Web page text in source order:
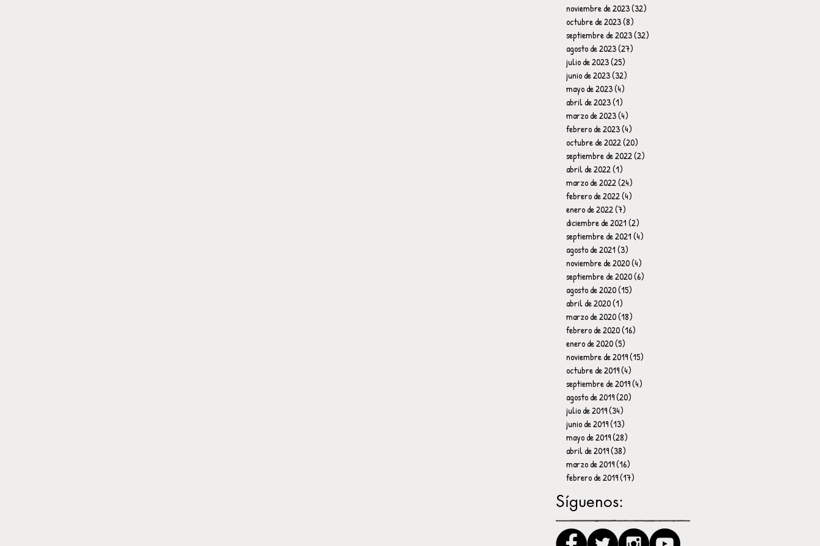
noviembre de 2023(32)
octubre de 2023(8)
septiembre de 2023(32)
agosto de 2023(27)
julio de 2023(25)
junio de 2023(32)
mayo de 2023(4)
abril de 2023(1)
marzo de 2023(4)
febrero de 2023(4)
octubre de 2022(20)
septiembre de 2022(2)
abril de 2022(1)
marzo de 2022(24)
febrero de 2022(4)
enero de 2022(7)
diciembre de 2021(2)
septiembre de 2021(4)
agosto de 2021(3)
noviembre de 2020(4)
septiembre de 2020(6)
agosto de 2020(15)
abril de 2020(1)
marzo de 2020(18)
febrero de 2020(16)
enero de 2020(5)
noviembre de 2019(15)
octubre de 2019(4)
septiembre de 2019(4)
agosto de 2019(20)
julio de 2019(34)
junio de 2019(13)
mayo de 2019(28)
abril de 2019(38)
marzo de 2019(16)
febrero de 2019(17)
Síguenos: